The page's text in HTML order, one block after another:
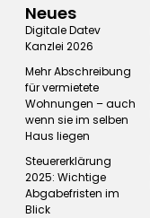
Neues
Digitale Datev
Kanzlei 2026
Mehr Abschreibung
für vermietete
Wohnungen – auch
wenn sie im selben
Haus liegen
Steuererklärung
2025: Wichtige
Abgabefristen im
Blick